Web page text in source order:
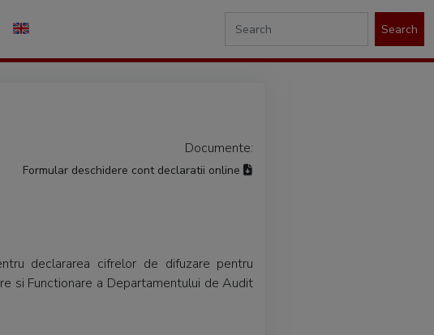
Search
Documente:
Formular deschidere cont declaratii online
declararea cifrelor de difuzare pentru
si Functionare a Departamentului de Audit